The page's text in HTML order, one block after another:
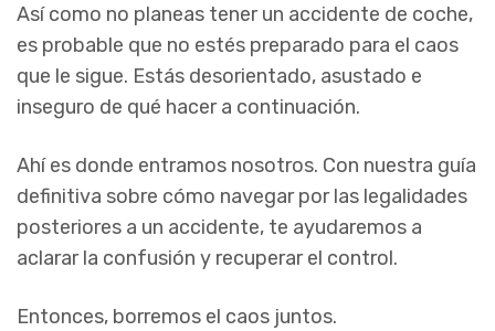
Así como no planeas tener un accidente de coche,
es probable que no estés preparado para el caos
que le sigue. Estás desorientado, asustado e
inseguro de qué hacer a continuación.
Ahí es donde entramos nosotros. Con nuestra guía
definitiva sobre cómo navegar por las legalidades
posteriores a un accidente, te ayudaremos a
aclarar la confusión y recuperar el control.
Entonces, borremos el caos juntos.